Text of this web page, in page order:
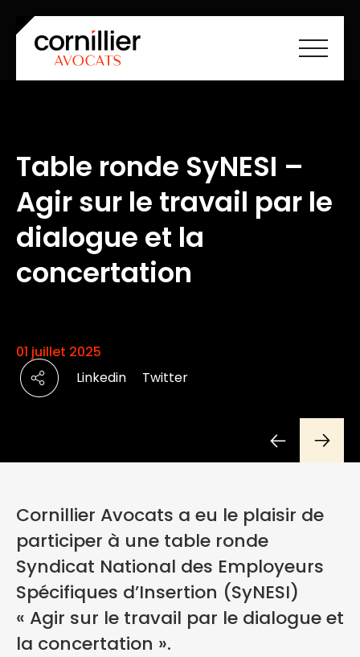
Savoir-faire
Équipe
Carrières
Société à mission
Actualités
Cartographie ESS
Contact
Table ronde SyNESI –
Agir sur le travail par le
dialogue et la
concertation
01 juillet 2025
Linkedin
Twitter
Cornillier Avocats a eu le plaisir de
participer à une table ronde
Syndicat National des Employeurs
Spécifiques d’Insertion (SyNESI)
« Agir sur le travail par le dialogue et
la concertation ».